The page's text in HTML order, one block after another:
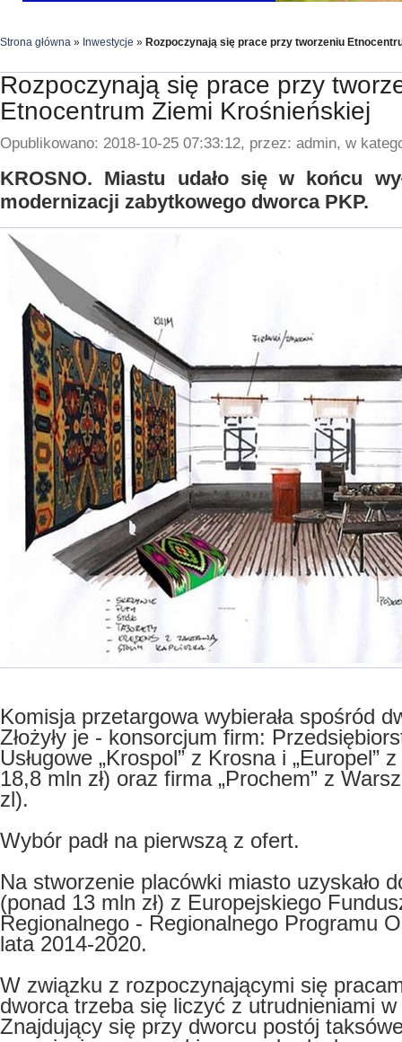
Strona główna » Inwestycje » Rozpoczynają się prace przy tworzeniu
Rozpoczynają się prace przy
Etnocentrum Ziemi Krośnieńskiej
Opublikowano: 2018-10-25 07:33:12, przez: admin, w
KROSNO. Miastu udało się w końcu
modernizacji zabytkowego dworca PKP.
Komisja przetargowa wybierała spośród
Złożyły je - konsorcjum firm:
Usługowe „Krospol” z Krosna i „Europel”
18,8 mln zł) oraz firma „Prochem” z
zl).
Wybór padł na pierwszą z ofert.
Na stworzenie placówki miasto uzyskało
(ponad 13 mln zł) z Europejskiego
Regionalnego - Regionalnego Programu
lata 2014-2020.
W związku z rozpoczynającymi się
dworca trzeba się liczyć z utrudnieniami
Znajdujący się przy dworcu postój